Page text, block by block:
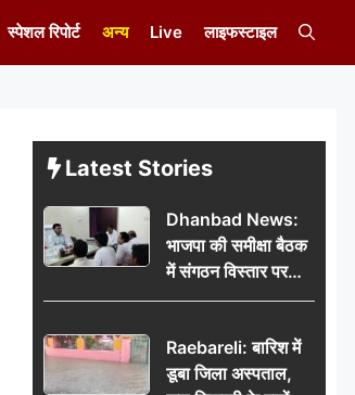
स्पेशल रिपोर्ट अन्य Live लाइफस्टाइल
Latest Stories
Dhanbad News:
भाजपा की समीक्षा बैठक
में संगठन विस्तार पर
मंथन, बीडीओ से
जनसमस्याओं का विवरण
Raebareli: बारिश में
डूबा जिला अस्पताल,